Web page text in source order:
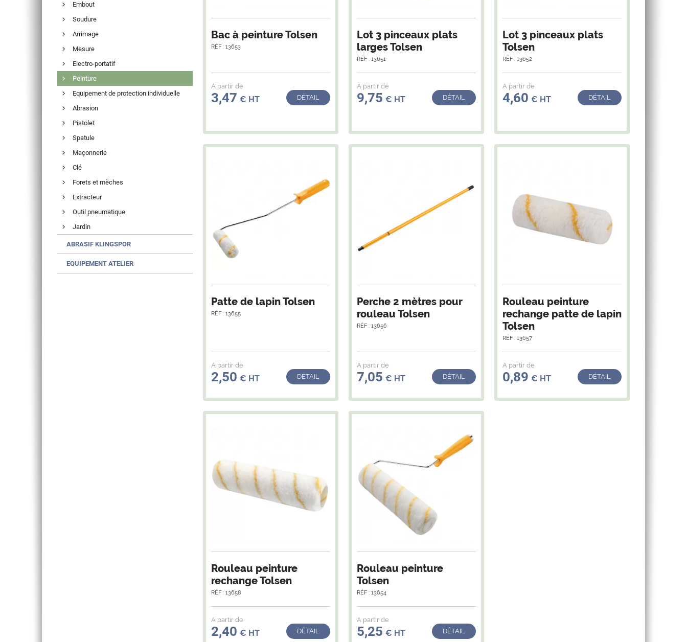
Bac à peinture Tolsen
RÉF : 13653
A partir de
3,47 € HT DÉTAIL
Lot 3 pinceaux plats
larges Tolsen
RÉF : 13651
A partir de
9,75 € HT DÉTAIL
Lot 3 pinceaux plats
Tolsen
RÉF : 13652
A partir de
4,60 € HT DÉTAIL
Patte de lapin Tolsen
RÉF : 13655
A partir de
2,50 € HT DÉTAIL
Perche 2 mètres pour
rouleau Tolsen
RÉF : 13656
A partir de
7,05 € HT DÉTAIL
Rouleau peinture
rechange patte de lapin
Tolsen
RÉF : 13657
A partir de
0,89 € HT DÉTAIL
Rouleau peinture
rechange Tolsen
RÉF : 13658
A partir de
2,40 € HT DÉTAIL
Rouleau peinture
Tolsen
RÉF : 13654
A partir de
5,25 € HT DÉTAIL
Embout
Soudure
Arrimage
Mesure
Electro-portatif
Peinture
Equipement de protection individuelle
Abrasion
Pistolet
Spatule
Maçonnerie
Clé
Forets et mèches
Extracteur
Outil pneumatique
Jardin
ABRASIF KLINGSPOR
EQUIPEMENT ATELIER